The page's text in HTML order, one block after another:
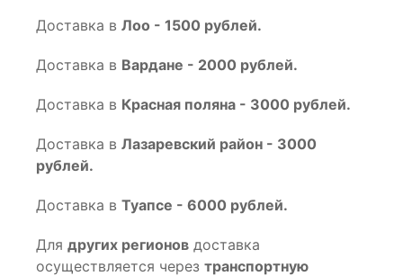
Доставка в Лоо - 1500 рублей.
Доставка в Вардане - 2000 рублей.
Доставка в Красная поляна - 3000 рублей.
Доставка в Лазаревский район - 3000
рублей.
Доставка в Туапсе - 6000 рублей.
Для других регионов доставка
осуществляется через транспортную